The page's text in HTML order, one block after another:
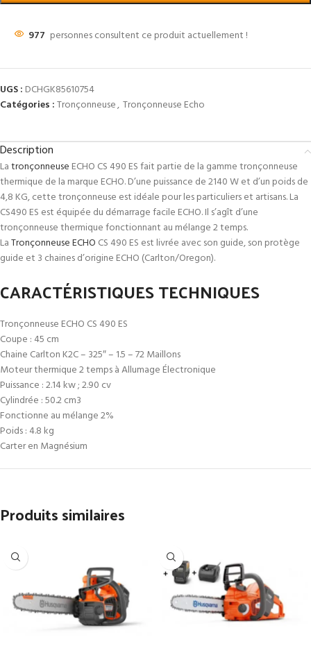
977 personnes consultent ce produit actuellement !
UGS : DCHGK85610754
Catégories :Tronçonneuse, Tronçonneuse Echo
Description
Latronçonneuse ECHO CS 490 ES fait partie de la gamme tronçonneuse
thermique de la marque ECHO. D’une puissance de 2140 W et d’un poids de
4,8 KG, cette tronçonneuse est idéale pour les particuliers et artisans. La
CS490 ES est équipée du démarrage facile ECHO. Il s’agît d’une
tronçonneuse thermique fonctionnant au mélange 2 temps.
LaTronçonneuse ECHO CS 490 ES est livrée avec son guide, son protège
guide et 3 chaines d’origine ECHO (Carlton/Oregon).
CARACTÉRISTIQUES TECHNIQUES
Tronçonneuse ECHO CS 490 ES
Coupe : 45 cm
Chaine Carlton K2C – 325″ – 1.5 – 72 Maillons
Moteur thermique 2 temps à Allumage Électronique
Puissance : 2.14 kw ; 2.90 cv
Cylindrée : 50.2 cm3
Fonctionne au mélange 2%
Poids : 4.8 kg
Carter en Magnésium
Produits similaires